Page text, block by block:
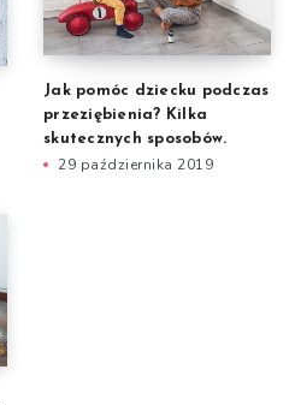
Jak pomóc dziecku podczas
przeziębienia? Kilka
skutecznych sposobów.
29 października 2019